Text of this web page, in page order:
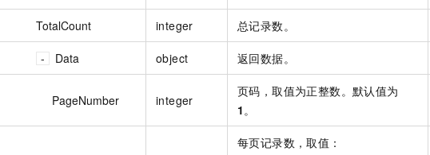
TotalCount integer 总记录数。
Data object 返回数据。
PageNumber integer
页码，取值为正整数。默认值为
1 。
每页记录数，取值：